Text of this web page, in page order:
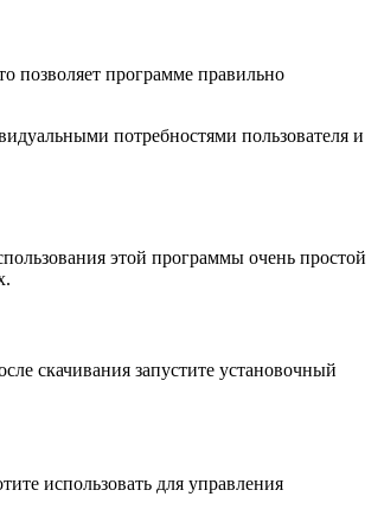
позволяет программе правильно
потребностями пользователя и
этой программы очень простой
скачивания запустите установочный
использовать для управления